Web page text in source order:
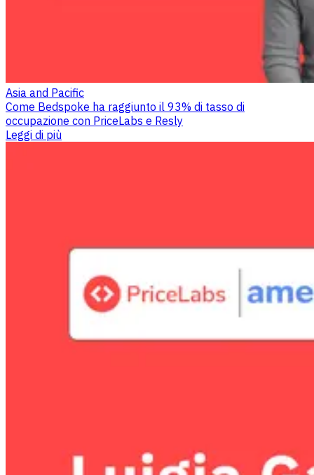
Asia and Pacific
Come Bedspoke ha raggiunto il 93% di tasso di
occupazione con PriceLabs e Resly
Leggi di più